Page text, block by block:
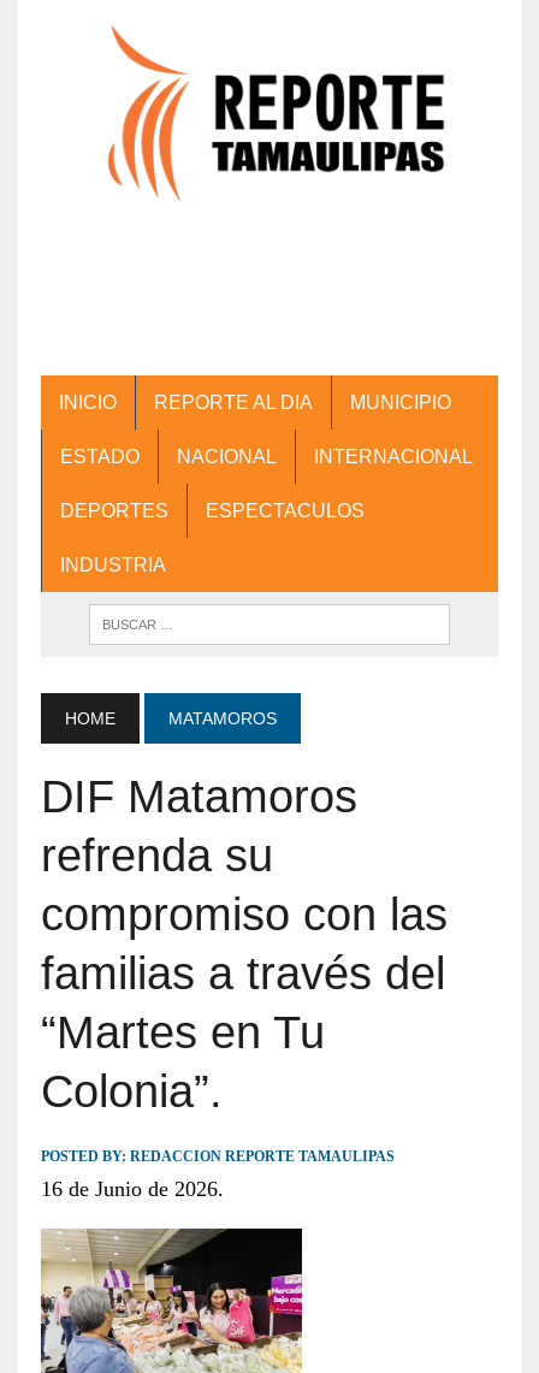
INICIO REPORTE AL DIA MUNICIPIO
ESTADO NACIONAL INTERNACIONAL
DEPORTES ESPECTACULOS
INDUSTRIA
HOME MATAMOROS
DIF Matamoros
refrenda su
compromiso con las
familias a través del
“Martes en Tu
Colonia”.
POSTED BY: REDACCION REPORTE TAMAULIPAS
16 de Junio de 2026.